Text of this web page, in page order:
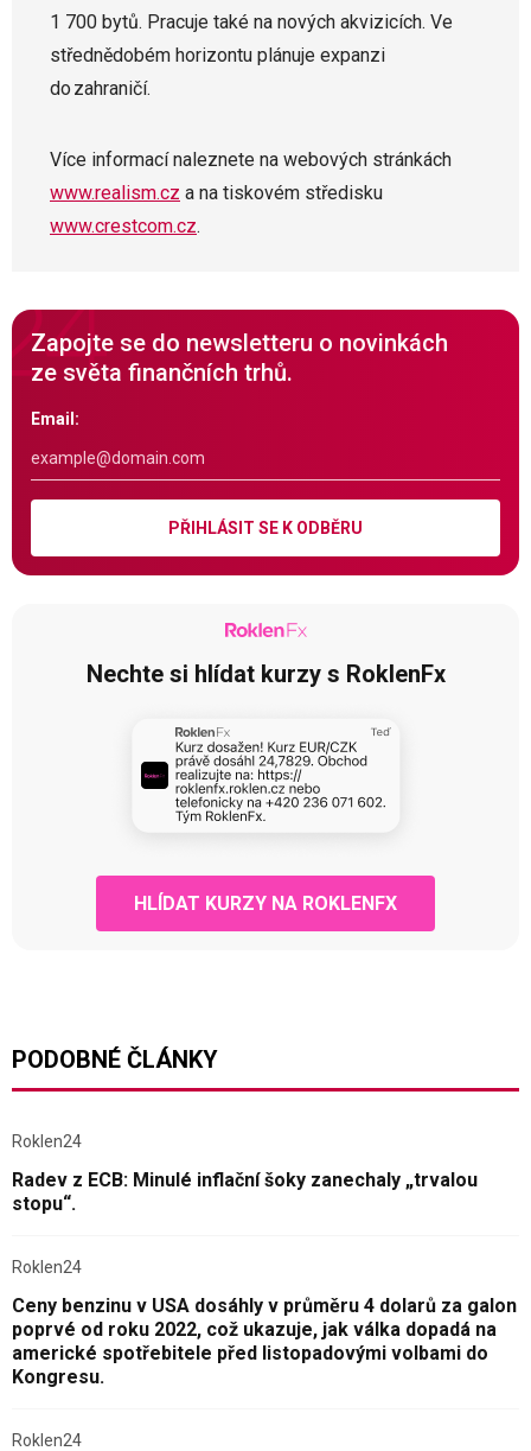
1 700 bytů. Pracuje také na nových akvizicích. Ve
střednědobém horizontu plánuje expanzi
do zahraničí.
Více informací naleznete na webových stránkách
www.realism.cz a na tiskovém středisku
www.crestcom.cz.
Zapojte se do newsletteru o novinkách
ze světa finančních trhů.
Email:
PŘIHLÁSIT SE K ODBĚRU
Nechte si hlídat kurzy s RoklenFx
HLÍDAT KURZY NA ROKLENFX
PODOBNÉ ČLÁNKY
Roklen24
Radev z ECB: Minulé inflační šoky zanechaly „trvalou
stopu“.
Roklen24
Ceny benzinu v USA dosáhly v průměru 4 dolarů za galon
poprvé od roku 2022, což ukazuje, jak válka dopadá na
americké spotřebitele před listopadovými volbami do
Kongresu.
Roklen24